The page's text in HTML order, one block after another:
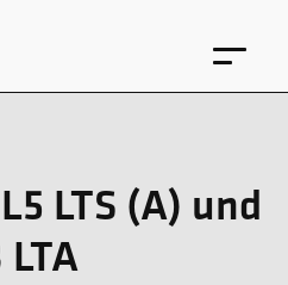
LTS (A) und